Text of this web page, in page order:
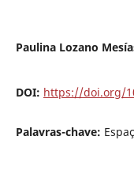
Paulina Lozano
DOI: https://doi.org/
Palavras-chave: